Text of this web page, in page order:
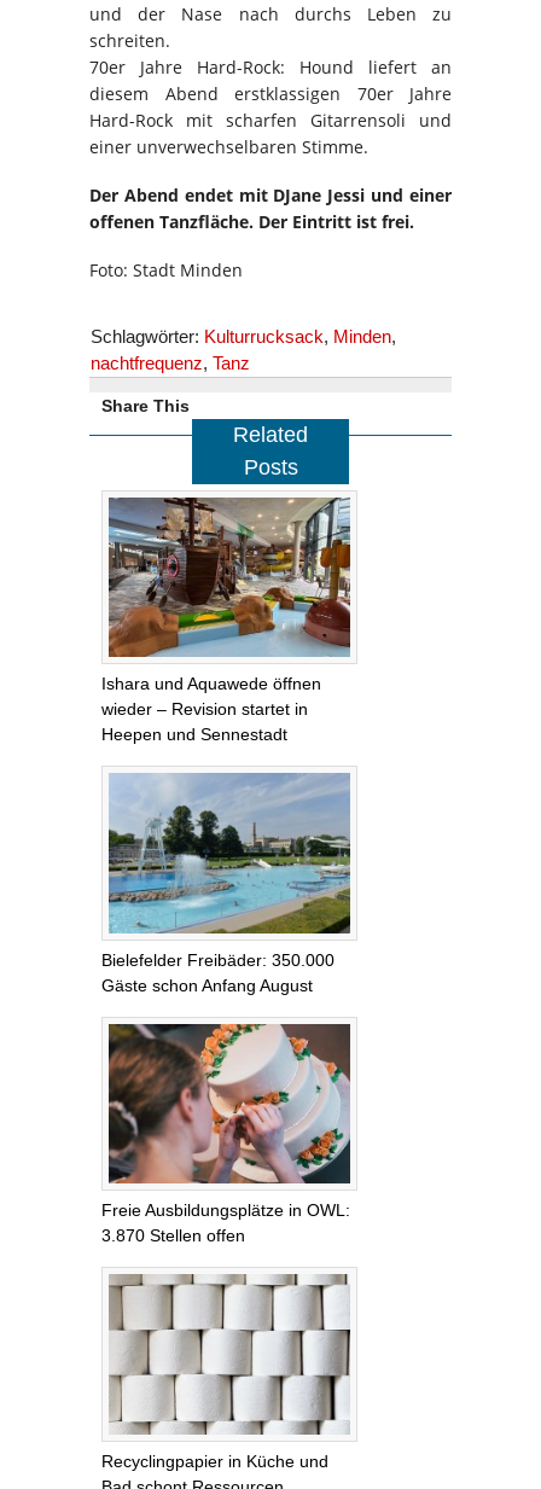
und der Nase nach durchs Leben zu
schreiten.
70er Jahre Hard-Rock: Hound liefert an
diesem Abend erstklassigen 70er Jahre
Hard-Rock mit scharfen Gitarrensoli und
einer unverwechselbaren Stimme.
Der Abend endet mit DJane Jessi und einer
offenen Tanzfläche. Der Eintritt ist frei.
Foto: Stadt Minden
Schlagwörter: Kulturrucksack, Minden,
nachtfrequenz, Tanz
Share This
Related
Posts
Ishara und Aquawede öffnen
wieder – Revision startet in
Heepen und Sennestadt
Bielefelder Freibäder: 350.000
Gäste schon Anfang August
Freie Ausbildungsplätze in OWL:
3.870 Stellen offen
Recyclingpapier in Küche und